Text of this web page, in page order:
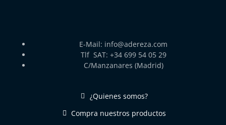
E-Mail: info@adereza.com
Tlf SAT: +34 699 54 05 29
C/Manzanares (Madrid)
¿Quienes somos?
Compra nuestros productos